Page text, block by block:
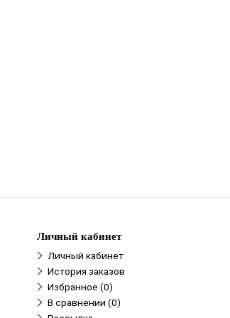
Личный кабинет
Личный кабинет
История заказов
Избранное (0)
В сравнении (0)